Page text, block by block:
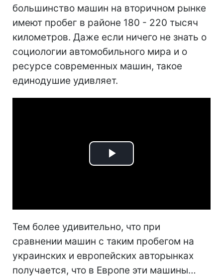
большинство машин на вторичном рынке
имеют пробег в районе 180 - 220 тысяч
километров. Даже если ничего не знать о
социологии автомобильного мира и о
ресурсе современных машин, такое
единодушие удивляет.
Play
Тем более удивительно, что при
сравнении машин с таким пробегом на
украинских и европейских авторынках
получается, что в Европе эти машины…